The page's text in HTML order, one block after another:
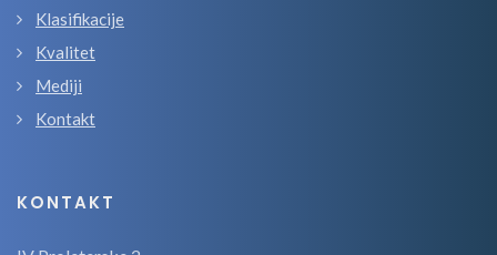
Klasifikacije
Kvalitet
Mediji
Kontakt
KONTAKT